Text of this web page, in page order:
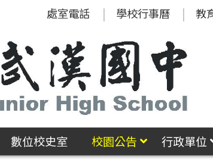
處室電話 學校行事曆 教
數位校史室 校園公告 行政單位